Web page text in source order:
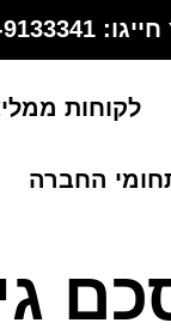
9133341
לקוחות
החברה